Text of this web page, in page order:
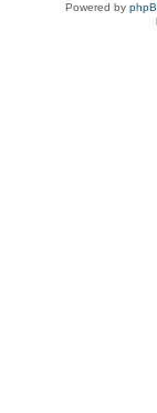
Powered by